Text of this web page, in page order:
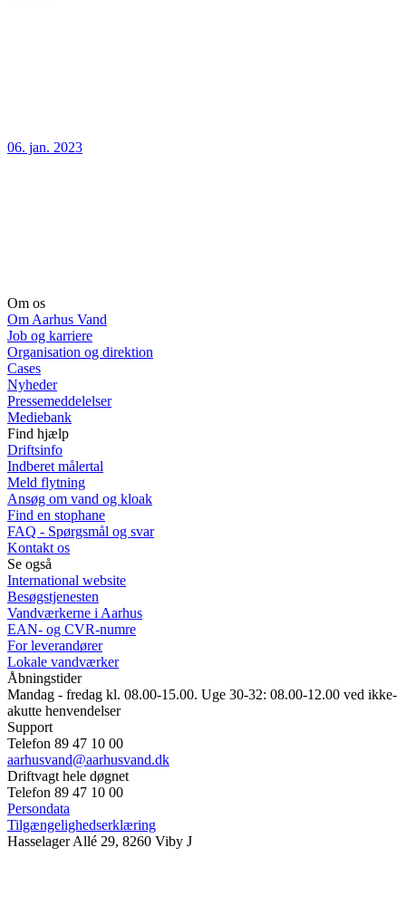
06. jan. 2023
Om os
Om Aarhus Vand
Job og karriere
Organisation og direktion
Cases
Nyheder
Pressemeddelelser
Mediebank
Find hjælp
Driftsinfo
Indberet målertal
Meld flytning
Ansøg om vand og kloak
Find en stophane
FAQ - Spørgsmål og svar
Kontakt os
Se også
International website
Besøgstjenesten
Vandværkerne i Aarhus
EAN- og CVR-numre
For leverandører
Lokale vandværker
Åbningstider
Mandag - fredag kl. 08.00-15.00. Uge 30-32: 08.00-12.00 ved ikke-
akutte henvendelser
Support
Telefon 89 47 10 00
aarhusvand@aarhusvand.dk
Driftvagt hele døgnet
Telefon 89 47 10 00
Persondata
Tilgængelighedserklæring
Hasselager Allé 29, 8260 Viby J